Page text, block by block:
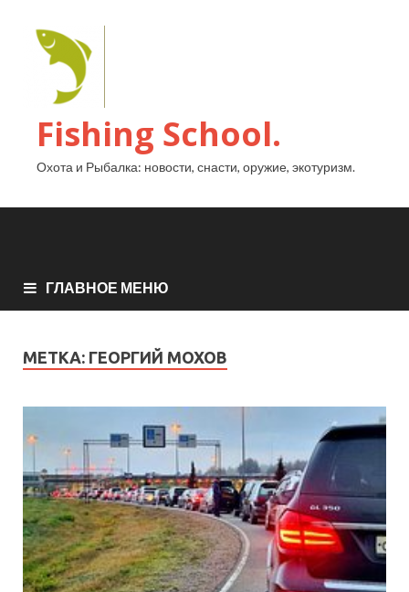
Fishing School.
Охота и Рыбалка: новости, снасти, оружие, экотуризм.
ГЛАВНОЕ МЕНЮ
МЕТКА: ГЕОРГИЙ МОХОВ